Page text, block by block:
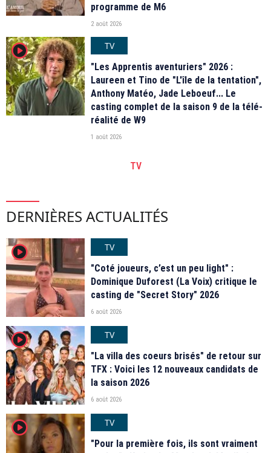
programme de M6
2 août 2026
player2
TV
"Les Apprentis aventuriers" 2026 :
Laureen et Tino de "L'île de la tentation",
Anthony Matéo, Jade Leboeuf... Le
casting complet de la saison 9 de la télé-
réalité de W9
1 août 2026
TV
DERNIÈRES ACTUALITÉS
player2
TV
"Coté joueurs, c’est un peu light" :
Dominique Duforest (La Voix) critique le
casting de "Secret Story" 2026
6 août 2026
player2
TV
"La villa des coeurs brisés" de retour sur
TFX : Voici les 12 nouveaux candidats de
la saison 2026
6 août 2026
player2
TV
"Pour la première fois, ils sont vraiment